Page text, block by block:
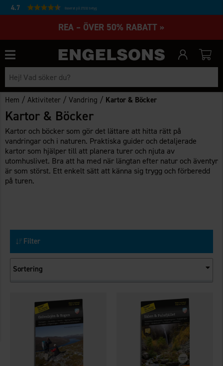
4.7 Baserat på 27232 betyg
REA – ÖVER 50% RABATT »
Hem /Aktiviteter /Vandring / Kartor & Böcker
Kartor & Böcker
Kartor och böcker som gör det lättare att hitta rätt på
vandringar och i naturen. Praktiska guider och detaljerade
kartor som hjälper till att planera turer och njuta av
utomhuslivet. Bra att ha med när längtan efter natur och äventyr
är som störst. Ett enkelt sätt att känna sig trygg och förberedd
på turen.
Filter
Sortering